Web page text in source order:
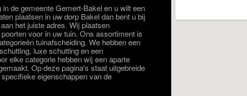
in de gemeente Gemert-Bakel en u wilt een
plaatsen in uw dorp Bakel dan bent u bij
het juiste adres. Wij plaatsen
voor in uw tuin. Ons assortiment is
tuinafscheiding. We hebben een
luxe schutting en een
elke categorie hebben wij een aparte
Op deze pagina's staat uitgebreide
eigenschappen van de